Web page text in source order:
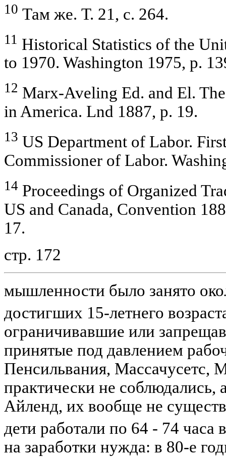
10 Там же. Т. 21, с. 264.
11 Historical Statistics of the
to 1970. Washington 1975, p.
12 Marx-Aveling Ed. and El.
in America. Lnd 1887, p. 19.
13 US Department of Labor.
Commissioner of Labor.
14 Proceedings of Organized
US and Canada, Convention
17.
стр. 172
мышленности было занято
достигших 15-летнего
ограничивавшие или
принятые под давлением
Пенсильвания, Массачусетс,
практически не соблюдались,
Айленд, их вообще не
дети работали по 64 - 74 часа
на заработки нужда: в 80-е